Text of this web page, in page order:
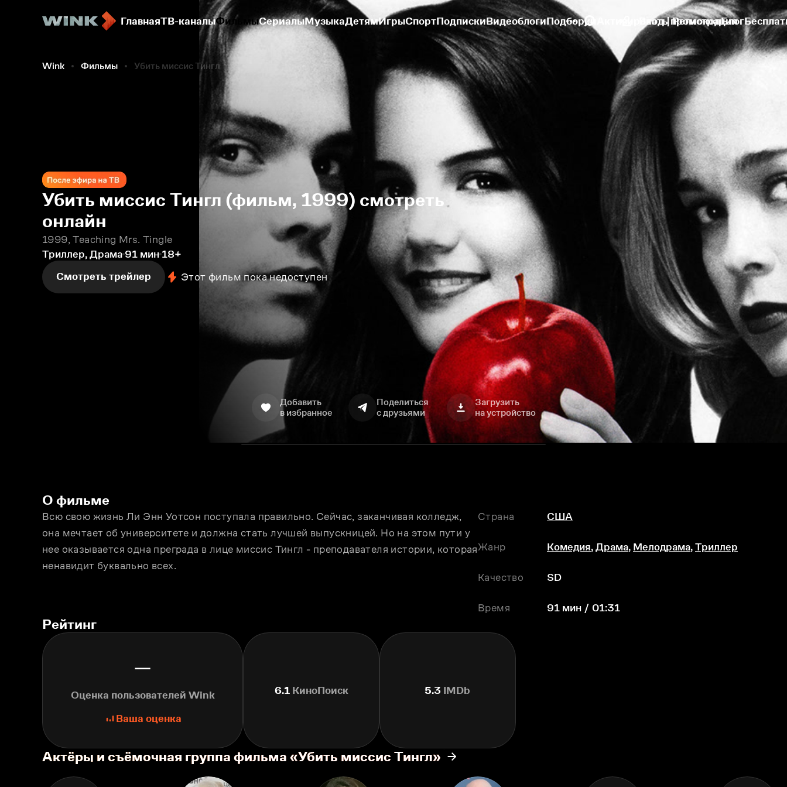
ГлавнаяТВ-каналыФильмыСериалыМузыкаДетямИгрыСпортПодпискиВидеоблогиПодборки Активировать промокодБлог
Вход | Регистрация
Wink Фильмы Убить миссис Тингл
Убить миссис Тингл (фильм, 1999) смотреть
онлайн
1999, Teaching Mrs. Tingle
Триллер, Драма 91 мин 18+
Смотреть трейлер
Этот фильм пока недоступен
Добавить
в избранное
Поделиться
с друзьями
Загрузить
на устройство
О фильме
Всю свою жизнь Ли Энн Уотсон поступала правильно. Сейчас, заканчивая колледж,
она мечтает об университете и должна стать лучшей выпускницей. Но на этом пути у
нее оказывается одна преграда в лице миссис Тингл - преподавателя истории, которая
ненавидит буквально всех.
Страна США
Жанр Комедия, Драма, Мелодрама, Триллер
Качество SD
Время 91 мин / 01:31
Рейтинг
—
Оценка пользователей Wink
Ваша оценка
6.1КиноПоиск 5.3 IMDb
Актёры и съёмочная группа фильма «Убить миссис Тингл»